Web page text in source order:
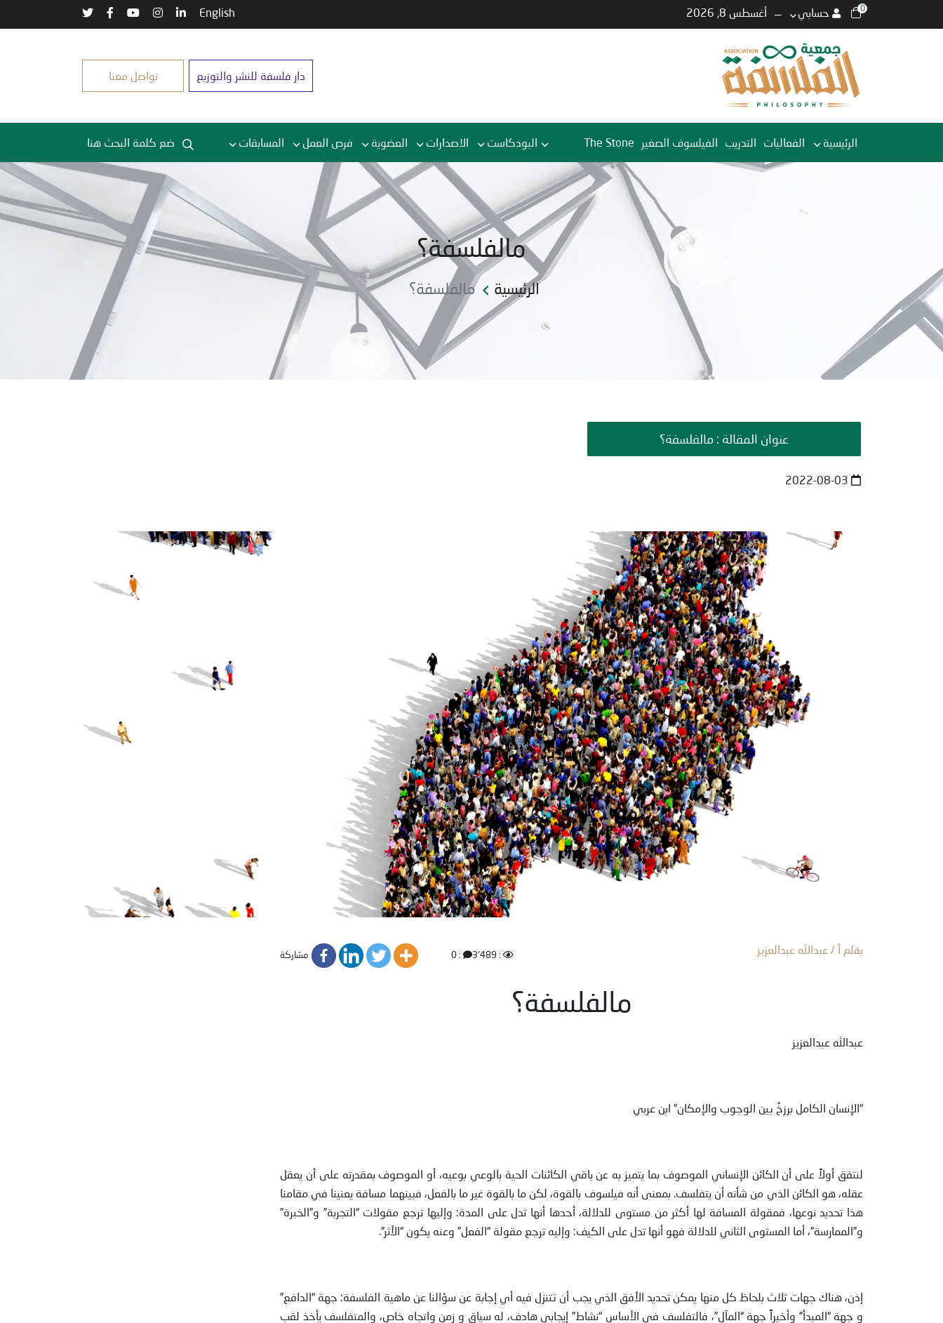
0 حسابي أغسطس 8, 2026 English
دار فلسفة للنشر والتوزيع تواصل معنا
الرئيسية الفعاليات التدريب الفيلسوف الصغير The Stone البودكاست الاصدارات العضوية فرص العمل المسابقات
مالفلسفة؟
الرئيسية مالفلسفة؟
عنوان المقالة : مالفلسفة؟
بقلم أ / عبدالله عبدالعزيز : 3٬489 : 0 مشاركة
مالفلسفة؟
عبدالله عبدالعزيز
“الإنسان الكامل برزخٌ بين الوجوب والإمكان” ابن عربي
لنتفق أولاً على أن الكائن الإنساني الموصوف بما يتميز به عن باقي الكائنات الحية بالوعي بوعيه، أو الموصوف بمقدرته على أن يعقل
عقله، هو الكائن الذي من شأنه أن يتفلسف. بمعنى أنه فيلسوف بالقوة، لكن ما بالقوة غير ما بالفعل، فبينهما مسافة يعنينا في مقامنا
هذا تحديد نوعها، فمقولة المسافة لها أكثر من مستوى للدلالة، أحدها أنها تدل على المدة: وإليها ترجع مقولات “التجربة” و”الخبرة”
و”الممارسة”، أما المستوى الثاني للدلالة فهو أنها تدل على الكيف: وإليه ترجع مقولة “الفعل” وعنه يكون “الأثر”.
إذن، هناك جهات ثلاث بلحاظ كل منها يمكن تحديد الأفق الذي يجب أن تتنزل فيه أي إجابة عن سؤالنا عن ماهية الفلسفة: جهة “الدافع”
و جهة “المبدأ” وأخيراً جهة “المآل”، فالتفلسف في الأساس “نشاط” إيجابي هادف، له سياق و زمن واتجاه خاص، والمتفلسف يأخذ لقب